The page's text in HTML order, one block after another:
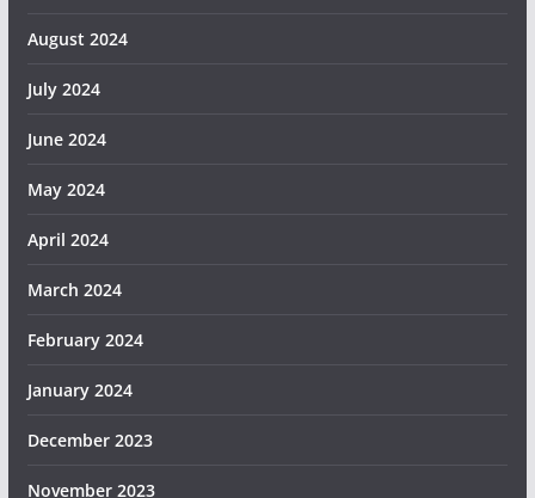
August 2024
July 2024
June 2024
May 2024
April 2024
March 2024
February 2024
January 2024
December 2023
November 2023